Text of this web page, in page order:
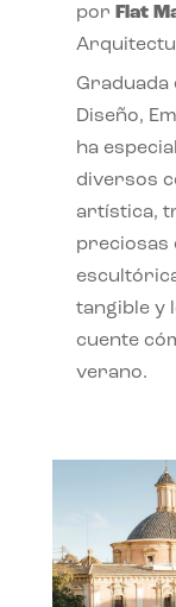
por Flat
Diseño,
ha
diversos
artística,
preciosas
tangible y
cuente
verano.